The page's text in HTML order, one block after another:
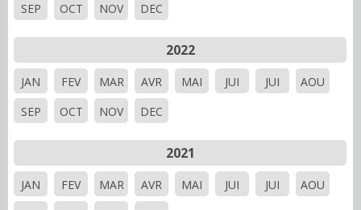
SEP
OCT NOV DEC
2022
JAN FEV MAR AVR MAI JUI JUI
AOU
SEP
OCT NOV DEC
2021
JAN FEV MAR AVR MAI JUI JUI
AOU